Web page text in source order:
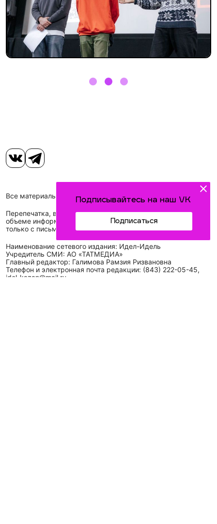
Подписывайтесь на наш VK
Подписаться
Все материалы, размещенные на сайте, защищены законом.
Перепечатка, воспроизведение и распространение в любом
объеме информации, размещенной на сайте, возможна
только с письменного согласия редакций СМИ.
Наименование сетевого издания: Идел-Идель
Учредитель СМИ: АО «ТАТМЕДИА»
Главный редактор: Галимова Рамзия Ризвановна
Телефон и электронная почта редакции: (843) 222-05-45,
idel-kazan@mail.ru